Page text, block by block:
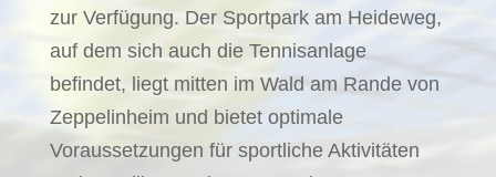
zur Verfügung. Der Sportpark am Heideweg,
auf dem sich auch die Tennisanlage
befindet, liegt mitten im Wald am Rande von
Zeppelinheim und bietet optimale
Voraussetzungen für sportliche Aktivitäten